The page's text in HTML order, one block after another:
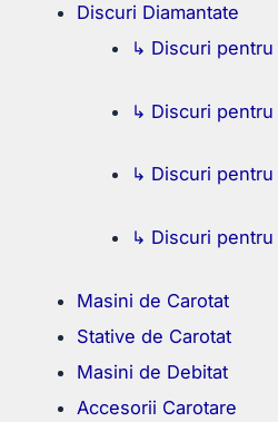
Discuri Diamantate
↳ Discuri pentru
↳ Discuri pentru
↳ Discuri
↳ Discuri pentru
Masini de Carotat
Stative de Carotat
Masini de Debitat
Accesorii Carotare